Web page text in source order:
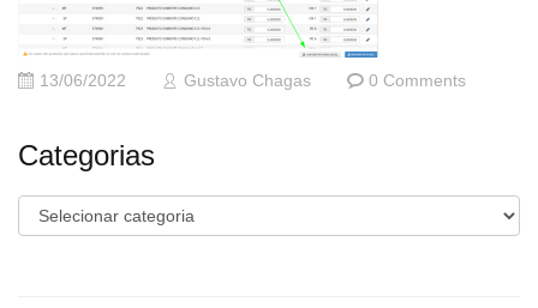
13/06/2022 Gustavo Chagas 0 Comments
Categorias
Categorias